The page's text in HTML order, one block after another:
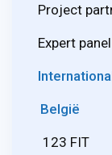
Project
Expert
België
123 FIT